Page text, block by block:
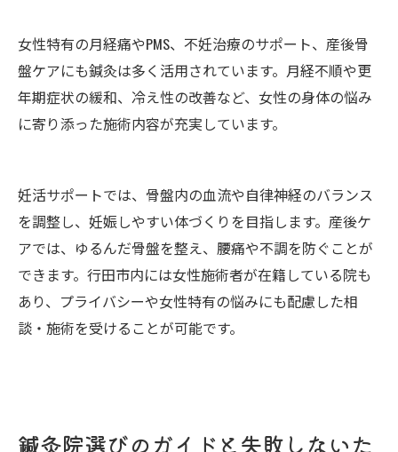
女性特有の月経痛やPMS、不妊治療のサポート、産後骨
盤ケアにも鍼灸は多く活用されています。月経不順や更
年期症状の緩和、冷え性の改善など、女性の身体の悩み
に寄り添った施術内容が充実しています。
妊活サポートでは、骨盤内の血流や自律神経のバランス
を調整し、妊娠しやすい体づくりを目指します。産後ケ
アでは、ゆるんだ骨盤を整え、腰痛や不調を防ぐことが
できます。行田市内には女性施術者が在籍している院も
あり、プライバシーや女性特有の悩みにも配慮した相
談・施術を受けることが可能です。
鍼灸院選びのガイドと失敗しないた